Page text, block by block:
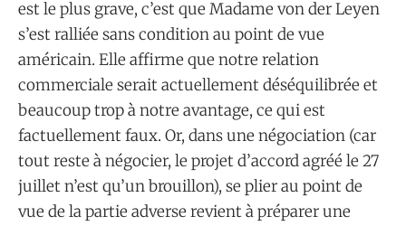
est le plus grave, c’est que Madame von der Leyen
s’est ralliée sans condition au point de vue
américain. Elle affirme que notre relation
commerciale serait actuellement déséquilibrée et
beaucoup trop à notre avantage, ce qui est
factuellement faux. Or, dans une négociation (car
tout reste à négocier, le projet d’accord agréé le 27
juillet n’est qu’un brouillon), se plier au point de
vue de la partie adverse revient à préparer une